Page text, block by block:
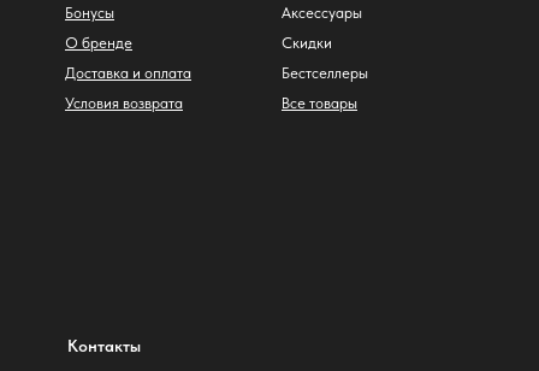
Контакты
Все товары
Бестселлеры
Скидки
Аксессуары
Условия возврата
Доставка и оплата
О бренде
Бонусы